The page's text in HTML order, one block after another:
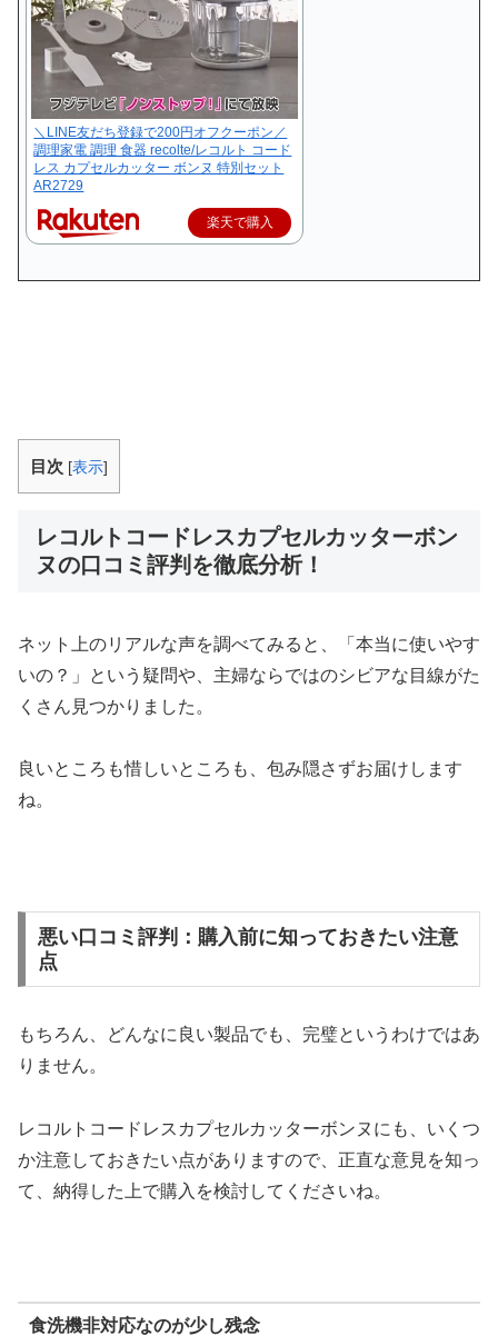
＼LINE友だち登録で200円オフクーポン／
調理家電 調理 食器 recolte/レコルト コード
レス カプセルカッター ボンヌ 特別セット
AR2729
楽天で購入
目次 [表示]
レコルトコードレスカプセルカッターボン
ヌの口コミ評判を徹底分析！
ネット上のリアルな声を調べてみると、「本当に使いやす
いの？」という疑問や、主婦ならではのシビアな目線がた
くさん見つかりました。
良いところも惜しいところも、包み隠さずお届けします
ね。
悪い口コミ評判：購入前に知っておきたい注意
点
もちろん、どんなに良い製品でも、完璧というわけではあ
りません。
レコルトコードレスカプセルカッターボンヌにも、いくつ
か注意しておきたい点がありますので、正直な意見を知っ
て、納得した上で購入を検討してくださいね。
食洗機非対応なのが少し残念